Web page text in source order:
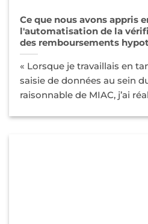
Ce que nous avons appris
l'automatisation de la
des remboursements
« Lorsque je travaillais en
saisie de données au sein
raisonnable de MIAC, j’ai